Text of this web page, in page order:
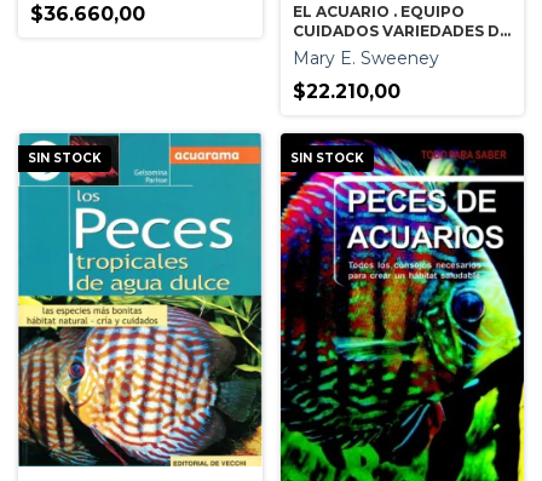
$36.660,00
EL ACUARIO . EQUIPO
CUIDADOS VARIEDADES DE
PECES. (SALVEMOS LA
NATURALEZA)
Mary E. Sweeney
$22.210,00
SIN STOCK SIN STOCK